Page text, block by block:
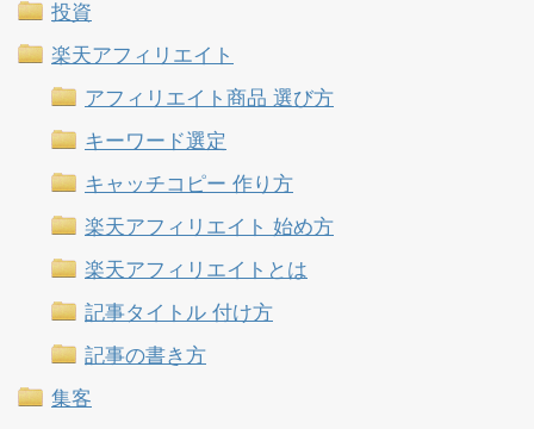
投資
楽天アフィリエイト
アフィリエイト商品 選び方
キーワード選定
キャッチコピー 作り方
楽天アフィリエイト 始め方
楽天アフィリエイトとは
記事タイトル 付け方
記事の書き方
集客